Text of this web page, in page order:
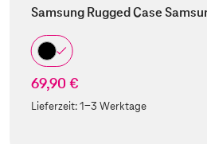
Samsung Rugged Case
69,90 €
Lieferzeit:1-3 Werktage